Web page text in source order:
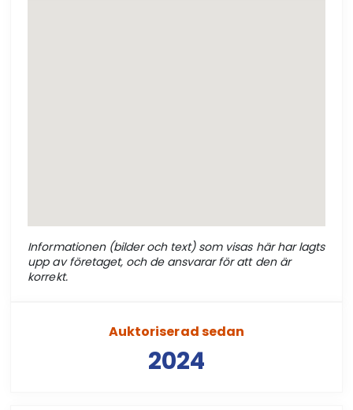
Informationen (bilder och text) som visas här har lagts
upp av företaget, och de ansvarar för att den är
korrekt.
Auktoriserad sedan
2024